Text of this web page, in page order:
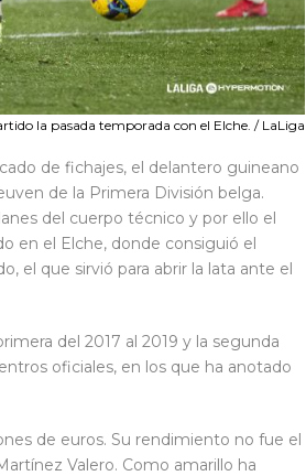
la pasada temporada con el Elche. / LaLiga
de fichajes, el delantero guineano
de la Primera División belga.
del cuerpo técnico y por ello el
en el Elche, donde consiguió el
el que sirvió para abrir la lata ante el
del 2017 al 2019 y la segunda
oficiales, en los que ha anotado
de euros. Su rendimiento no fue el
Valero. Como amarillo ha